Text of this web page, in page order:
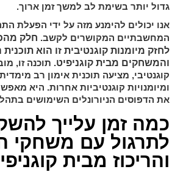
גדול יותר בשימת לב למשך זמן ארוך.
אנו יכולים להימנע מזה על ידי הפעלת
המחשבתיים המקושרים לקשב. חלק
לחזק מיומנות קוגנטיבית זו הוא תוכנית
והמשחקים מבית קוגניפיט. תוכנה זו,
קוגנטיבי, מציעה תוכנית אימון רב
ומיומנויות קוגנטיביות אחרות. היא
את הדפוסים הניורונלים השימושים
כמה זמן עלייך
לתרגול עם משחקי
והריכוז מבית